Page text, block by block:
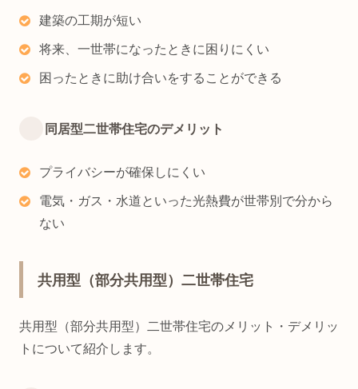
建築の工期が短い
将来、一世帯になったときに困りにくい
困ったときに助け合いをすることができる
同居型二世帯住宅のデメリット
プライバシーが確保しにくい
電気・ガス・水道といった光熱費が世帯別で分から
ない
共用型（部分共用型）二世帯住宅
共用型（部分共用型）二世帯住宅のメリット・デメリッ
トについて紹介します。